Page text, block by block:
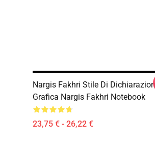
Nargis Fakhri Stile Di
Grafica Nargis Fakhri Notebook
23,75 € - 26,22 €